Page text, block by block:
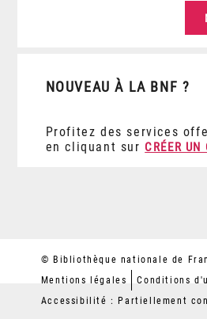
NOUVEAU À LA BNF ?
Profitez des services
en cliquant sur CRÉER UN
© Bibliothèque nationale de
Mentions légales
Conditions
Accessibilité : Partiellement